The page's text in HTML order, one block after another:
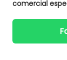
comercial